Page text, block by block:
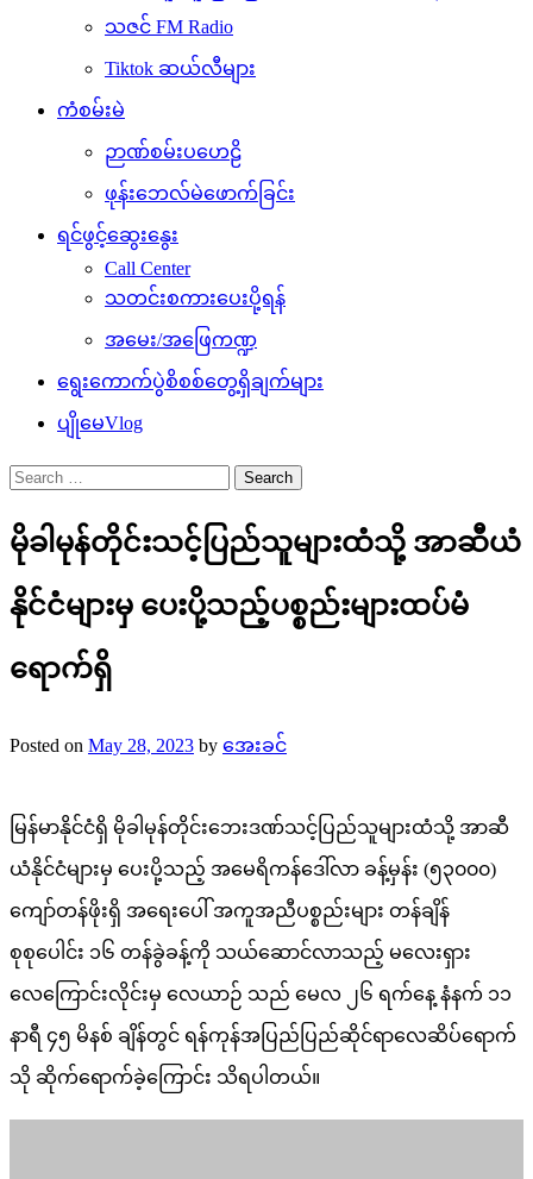
သဇင် FM Radio
Tiktok ဆယ်လီများ
ကံစမ်းမဲ
ဉာဏ်စမ်းပဟေဠိ
ဖုန်းဘေလ်မဲဖောက်ခြင်း
ရင်ဖွင့်ဆွေးနွေး
Call Center
သတင်းစကားပေးပို့ရန်
အမေး/အဖြေကဏ္ဍ
ရွေးကောက်ပွဲစိစစ်တွေ့ရှိချက်များ
ပျိုမေVlog
Search
for:
မိုခါမုန်တိုင်းသင့်ပြည်သူများထံသို့ အာဆီယံ
နိုင်ငံများမှ ပေးပို့သည့်ပစ္စည်းများထပ်မံ
ရောက်ရှိ
Posted on May 28, 2023 by အေးခင်
မြန်မာနိုင်ငံရှိ မိုခါမုန်တိုင်းဘေးဒဏ်သင့်ပြည်သူများထံသို့ အာဆီ
ယံနိုင်ငံများမှ ပေးပို့သည့် အမေရိကန်ဒေါ်လာ ခန့်မှန်း (၅၃၀၀၀)
ကျော်တန်ဖိုးရှိ အရေးပေါ် အကူအညီပစ္စည်းများ တန်ချိန်
စုစုပေါင်း ၁၆ တန်ခွဲခန့်ကို သယ်ဆောင်လာသည့် မလေးရှား
လေကြောင်းလိုင်းမှ လေယာဉ် သည် မေလ ၂၆ ရက်နေ့ နံနက် ၁၁
နာရီ ၄၅ မိနစ် ချိန်တွင် ရန်ကုန်အပြည်ပြည်ဆိုင်ရာလေဆိပ်ရောက်
သို ဆိုက်ရောက်ခဲ့ကြောင်း သိရပါတယ်။